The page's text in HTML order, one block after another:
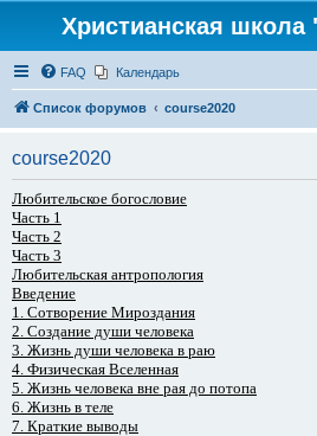
Христианская школа
FAQ Календарь
Список форумов course2020
course2020
Любительское богословие
Часть 1
Часть 2
Часть 3
Любительская антропология
Введение
1. Сотворение Мироздания
2. Создание души человека
3. Жизнь души человека в раю
4. Физическая Вселенная
5. Жизнь человека вне рая до потопа
6. Жизнь в теле
7. Краткие выводы